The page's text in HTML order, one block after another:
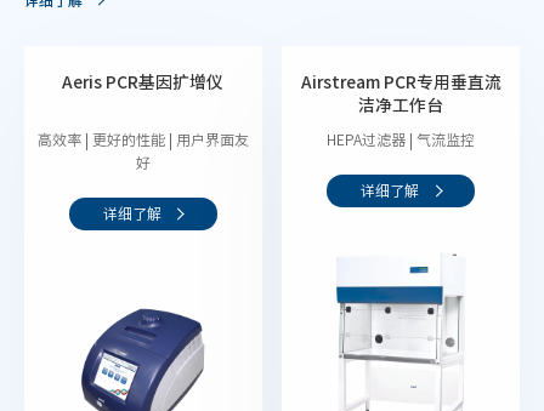
Aeris PCR基因扩增仪
高效率 | 更好的性能 | 用户界面友
好
详细了解
Airstream PCR专用垂直流
洁净工作台
HEPA过滤器 | 气流监控
详细了解